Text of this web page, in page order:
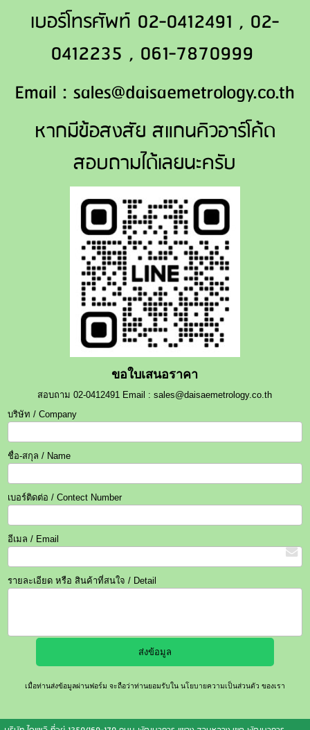
เบอร์โทรศัพท์ 02-0412491 , 02-
0412235 , 061-7870999
Email : sales@daisaemetrology.co.th
หากมีข้อสงสัย สแกนคิวอาร์โค้ด
สอบถามได้เลยนะครับ
ขอใบเสนอราคา
สอบถาม 02-0412491 Email : sales@daisaemetrology.co.th
บริษัท / Company
ชื่อ-สกุล / Name
เบอร์ติดต่อ / Contect Number
อีเมล / Email
รายละเอียด หรือ สินค้าที่สนใจ / Detail
เมื่อท่านส่งข้อมูลผ่านฟอร์ม จะถือว่าท่านยอมรับในนโยบายความเป็นส่วนตัว ของเรา